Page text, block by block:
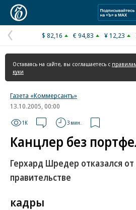
Предыдущая
страница
$ 82,16 € 94,83 ¥ 12,23
Оставаясь на сайте, вы соглашаетесь с
куки
Газета «Коммерсантъ»
13.10.2005, 00:00
1K 3 мин.
Канцлер без
Герхард Шредер отказался от
правительстве
кадры